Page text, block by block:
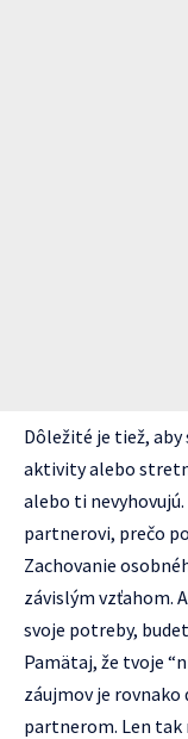
Dôležité je tiež,
aktivity alebo
alebo ti
partnerovi, prečo
Zachovanie
závislým vzťahom.
svoje potreby,
Pamätaj, že tvoje
záujmov je rovnako
partnerom. Len tak